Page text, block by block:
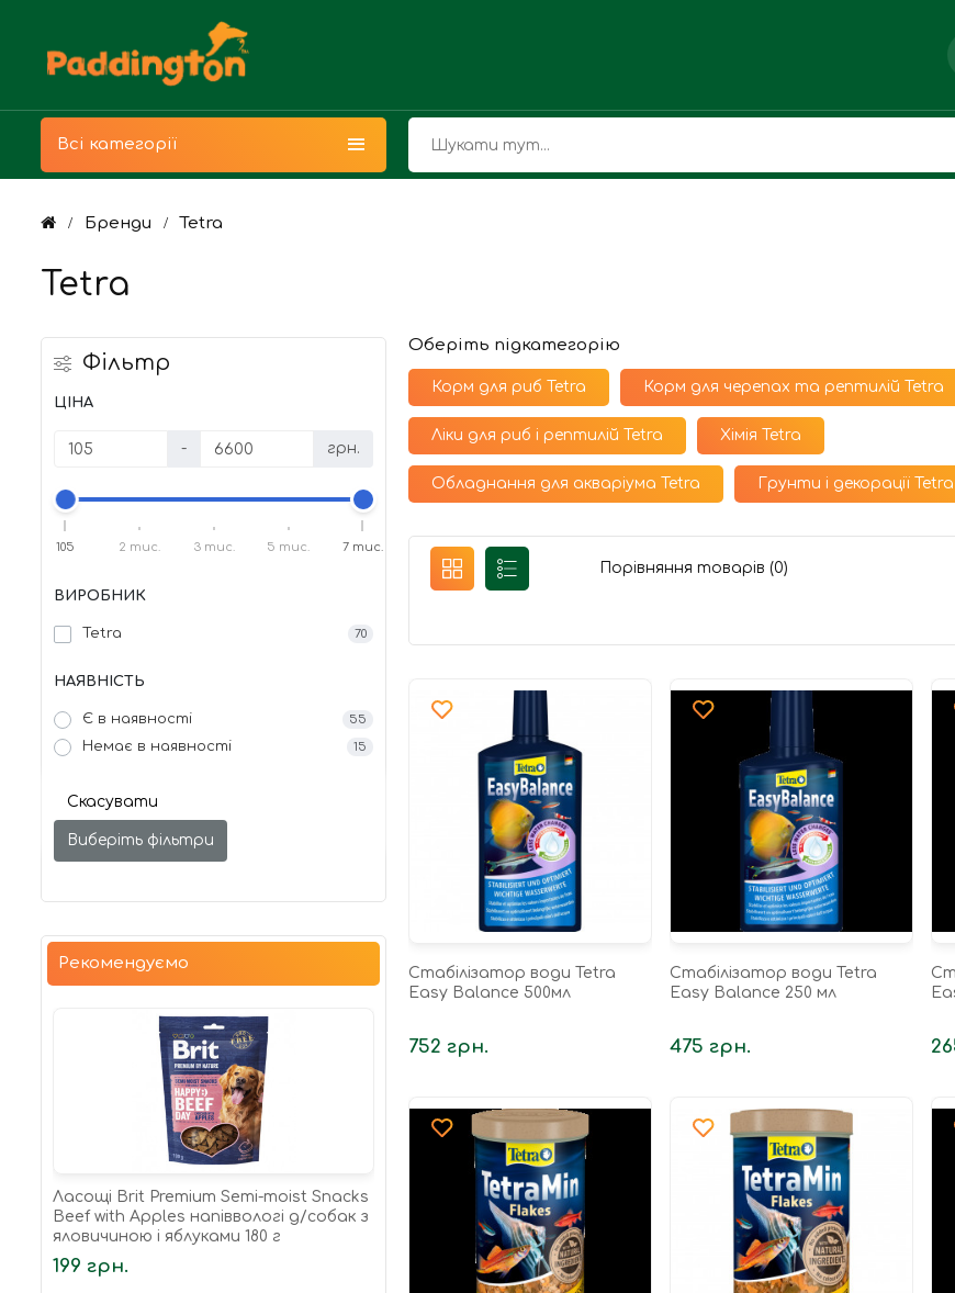
Всі категорії
Бренди Tetra
Tetra
Фільтр
ЦІНА
- грн.
105 2 тис. 3 тис. 5 тис. 7 тис.
ВИРОБНИК
Tetra 70
НАЯВНІСТЬ
Є в наявності 55
Немає в наявності 15
Скасувати
Виберіть фільтри
Рекомендуємо
Ласощі Brit Premium Semi-moist Snacks
Beef with Apples напіввологі д/cобак з
яловичиною і яблуками 180 г
199 грн.
Оберіть підкатегорію
Корм для риб Tetra Корм для черепах та рептилій Tetra
Ліки для риб і рептилій Tetra Хімія Tetra
Обладнання для акваріума Tetra Грунти і декорації Tetra
Порівняння товарів (0)
Стабілізатор води Tetra
Easy Balance 500мл
752 грн.
Стабілізатор води Tetra
Easy Balance 250 мл
475 грн.